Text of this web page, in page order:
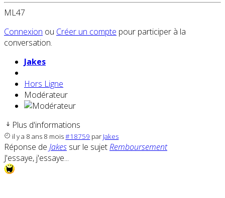
ML47
Connexion ou Créer un compte pour participer à la
conversation.
Jakes
Hors Ligne
Modérateur
Plus d'informations
il y a 8 ans 8 mois#18759 par Jakes
Réponse de Jakes sur le sujetRemboursement
J'essaye, j'essaye...